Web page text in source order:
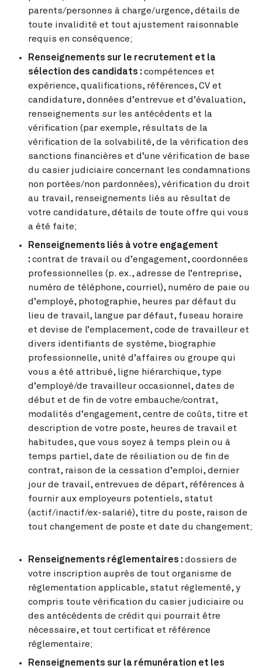
parents/personnes à charge/urgence, détails de
toute invalidité et tout ajustement raisonnable
requis en conséquence;
Renseignements sur le recrutement et la
sélection des candidats : compétences et
expérience, qualifications, références, CV et
candidature, données d’entrevue et d’évaluation,
renseignements sur les antécédents et la
vérification (par exemple, résultats de la
vérification de la solvabilité, de la vérification des
sanctions financières et d’une vérification de base
du casier judiciaire concernant les condamnations
non portées/non pardonnées), vérification du droit
au travail, renseignements liés au résultat de
votre candidature, détails de toute offre qui vous
a été faite;
Renseignements liés à votre engagement
: contrat de travail ou d’engagement, coordonnées
professionnelles (p. ex., adresse de l’entreprise,
numéro de téléphone, courriel), numéro de paie ou
d’employé, photographie, heures par défaut du
lieu de travail, langue par défaut, fuseau horaire
et devise de l’emplacement, code de travailleur et
divers identifiants de système, biographie
professionnelle, unité d’affaires ou groupe qui
vous a été attribué, ligne hiérarchique, type
d’employé/de travailleur occasionnel, dates de
début et de fin de votre embauche/contrat,
modalités d’engagement, centre de coûts, titre et
description de votre poste, heures de travail et
habitudes, que vous soyez à temps plein ou à
temps partiel, date de résiliation ou de fin de
contrat, raison de la cessation d’emploi, dernier
jour de travail, entrevues de départ, références à
fournir aux employeurs potentiels, statut
(actif/inactif/ex-salarié), titre du poste, raison de
tout changement de poste et date du changement;
Renseignements réglementaires : dossiers de
votre inscription auprès de tout organisme de
réglementation applicable, statut réglementé, y
compris toute vérification du casier judiciaire ou
des antécédents de crédit qui pourrait être
nécessaire, et tout certificat et référence
réglementaire;
Renseignements sur la rémunération et les